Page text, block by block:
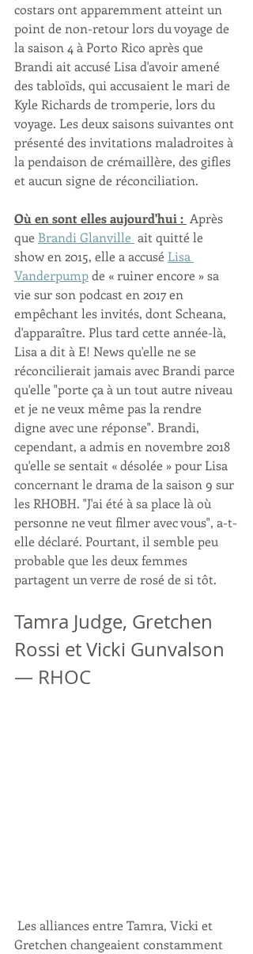
costars ont apparemment atteint un
point de non-retour lors du voyage de
la saison 4 à Porto Rico après que
Brandi ait accusé Lisa d'avoir amené
des tabloïds, qui accusaient le mari de
Kyle Richards de tromperie, lors du
voyage. Les deux saisons suivantes ont
présenté des invitations maladroites à
la pendaison de crémaillère, des gifles
et aucun signe de réconciliation.
Où en sont elles aujourd'hui : Après
que Brandi Glanville ait quitté le
show en 2015, elle a accusé Lisa
Vanderpump de « ruiner encore » sa
vie sur son podcast en 2017 en
empêchant les invités, dont Scheana,
d'apparaître. Plus tard cette année-là,
Lisa a dit à E! News qu'elle ne se
réconcilierait jamais avec Brandi parce
qu'elle "porte ça à un tout autre niveau
et je ne veux même pas la rendre
digne avec une réponse". Brandi,
cependant, a admis en novembre 2018
qu'elle se sentait « désolée » pour Lisa
concernant le drama de la saison 9 sur
les RHOBH. "J'ai été à sa place là où
personne ne veut filmer avec vous", a-t-
elle déclaré. Pourtant, il semble peu
probable que les deux femmes
partagent un verre de rosé de si tôt.
Tamra Judge, Gretchen
Rossi et Vicki Gunvalson
— RHOC
Gretchen changeaient constamment